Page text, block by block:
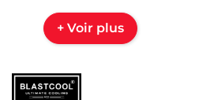
+ Voir plus